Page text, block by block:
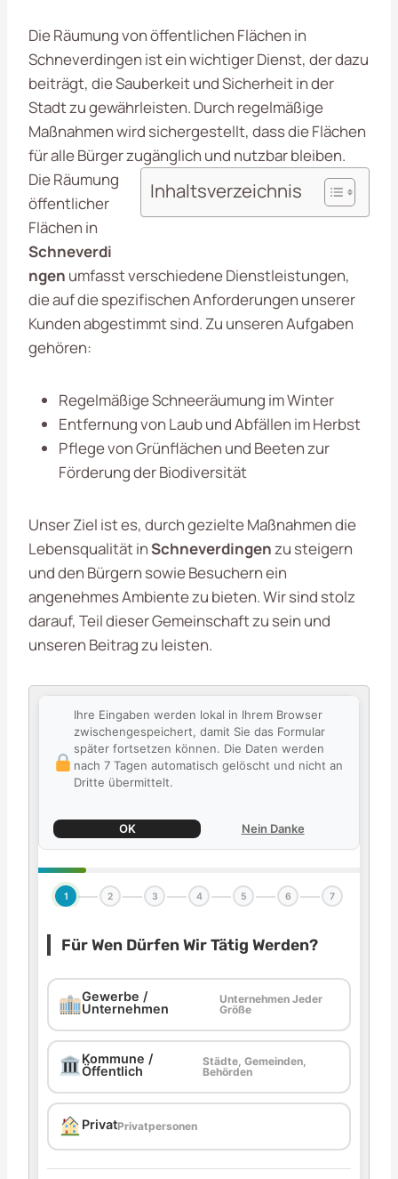
Die Räumung von öffentlichen Flächen in
Schneverdingen ist ein wichtiger Dienst, der dazu
beiträgt, die Sauberkeit und Sicherheit in der
Stadt zu gewährleisten. Durch regelmäßige
Maßnahmen wird sichergestellt, dass die Flächen
für alle Bürger zugänglich und nutzbar bleiben.
Inhaltsverzeichnis
Die Räumung
öffentlicher
Flächen in
Schneverdi
ngen umfasst verschiedene Dienstleistungen,
die auf die spezifischen Anforderungen unserer
Kunden abgestimmt sind. Zu unseren Aufgaben
gehören:
Regelmäßige Schneeräumung im Winter
Entfernung von Laub und Abfällen im Herbst
Pflege von Grünflächen und Beeten zur
Förderung der Biodiversität
Unser Ziel ist es, durch gezielte Maßnahmen die
Lebensqualität inSchneverdingenzu steigern
und den Bürgern sowie Besuchern ein
angenehmes Ambiente zu bieten. Wir sind stolz
darauf, Teil dieser Gemeinschaft zu sein und
unseren Beitrag zu leisten.
Ihre Eingaben werden lokal in Ihrem Browser
zwischengespeichert, damit Sie das Formular
später fortsetzen können. Die Daten werden
nach 7 Tagen automatisch gelöscht und nicht an
Dritte übermittelt.
OK Nein Danke
1 2 3 4 5 6 7
Für Wen Dürfen Wir Tätig Werden?
Gewerbe /
Unternehmen
Unternehmen Jeder
Größe
Kommune /
Öffentlich
Städte, Gemeinden,
Behörden
PrivatPrivatpersonen